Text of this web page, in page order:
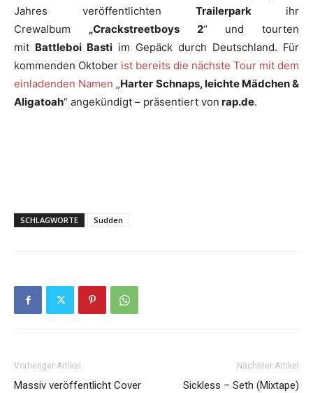
Jahres veröffentlichten Trailerpark ihr
Crewalbum „Crackstreetboys 2“ und tourten
mit Battleboi Basti im Gepäck durch Deutschland. Für
kommenden Oktober ist bereits die nächste Tour mit dem
einladenden Namen „Harter Schnaps, leichte Mädchen &
Aligatoah“ angekündigt – präsentiert von rap.de.
SCHLAGWORTE Sudden
Vorheriger Artikel
Massiv veröffentlicht Cover
Nächster Artikel
Sickless – Seth (Mixtape)